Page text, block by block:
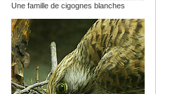
Une famille de cigognes blanches